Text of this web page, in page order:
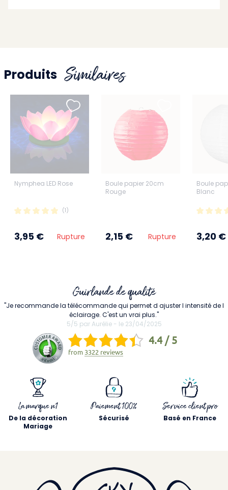
Produits Similaires
Nymphea LED Rose
(1)
3,95 € Rupture
Boule papier 20cm
Rouge
2,15 € Rupture
Boule
Blanc
3,20 €
La marque n1
De la décoration
Mariage
Paiement 100%
Sécurisé
Service client pro
Basé en France
Guirlande de qualité
"Je recommande la télécommande qui permet d ajuster l intensité de l
éclairage. C'est un vrai plus."
5/5 par Aurélie - le 23/04/2025
4.4 / 5
from 3322 reviews